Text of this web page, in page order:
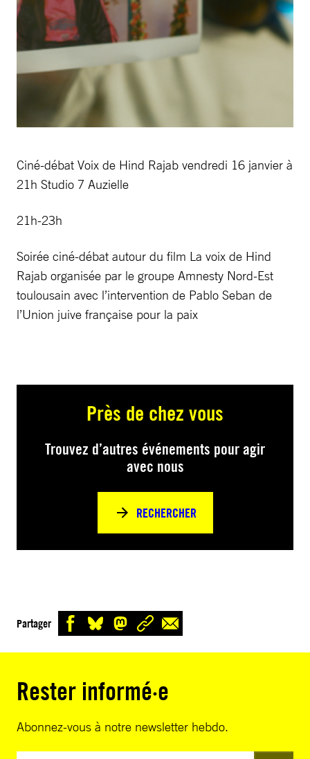
Ciné-débat Voix de Hind Rajab vendredi 16 janvier à
21h Studio 7 Auzielle
21h-23h
Soirée ciné-débat autour du film La voix de Hind
Rajab organisée par le groupe Amnesty Nord-Est
toulousain avec l’intervention de Pablo Seban de
l’Union juive française pour la paix
Près de chez vous
Trouvez d’autres événements pour agir
avec nous
RECHERCHER
Partager
Rester informé·e
Abonnez-vous à notre newsletter hebdo.